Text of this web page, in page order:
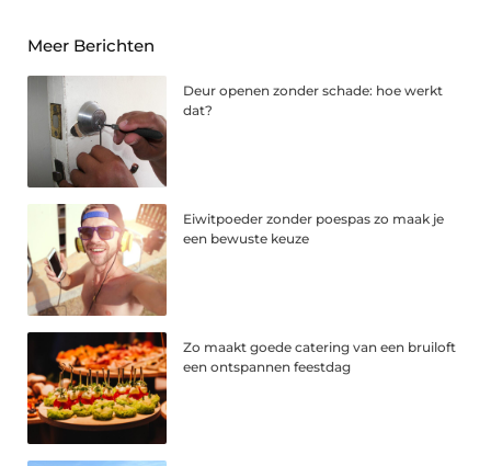
Meer Berichten
Deur openen zonder schade: hoe werkt
dat?
Eiwitpoeder zonder poespas zo maak je
een bewuste keuze
Zo maakt goede catering van een bruiloft
een ontspannen feestdag